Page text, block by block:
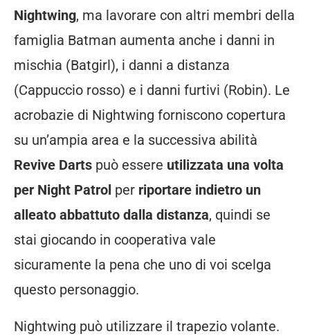
Nightwing, ma lavorare con altri membri della
famiglia Batman aumenta anche i danni in
mischia (Batgirl), i danni a distanza
(Cappuccio rosso) e i danni furtivi (Robin). Le
acrobazie di Nightwing forniscono copertura
su un’ampia area e la successiva abilità
Revive Darts può essere utilizzata una volta
per Night Patrol per riportare indietro un
alleato abbattuto dalla distanza, quindi se
stai giocando in cooperativa vale
sicuramente la pena che uno di voi scelga
questo personaggio.
Nightwing può utilizzare il trapezio volante.